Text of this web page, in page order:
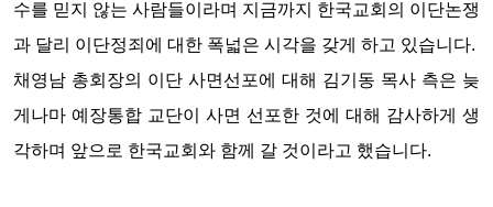
수를 믿지 않는 사람들이라며 지금까지 한국교회의 이단논쟁
과 달리 이단정죄에 대한 폭넓은 시각을 갖게 하고 있습니다.
채영남 총회장의 이단 사면선포에 대해 김기동 목사 측은 늦
게나마 예장통합 교단이 사면 선포한 것에 대해 감사하게 생
각하며 앞으로 한국교회와 함께 갈 것이라고 했습니다.